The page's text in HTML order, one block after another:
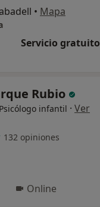
• Mapa
Servicio gratuito
Rubio
infantil · Ver
132 opiniones
Online